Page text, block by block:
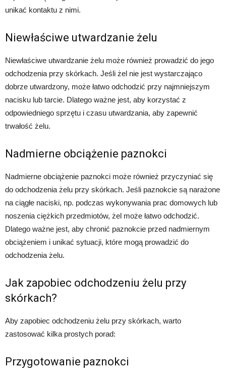
unikać kontaktu z nimi.
Niewłaściwe utwardzanie żelu
Niewłaściwe utwardzanie żelu może również prowadzić do jego
odchodzenia przy skórkach. Jeśli żel nie jest wystarczająco
dobrze utwardzony, może łatwo odchodzić przy najmniejszym
nacisku lub tarcie. Dlatego ważne jest, aby korzystać z
odpowiedniego sprzętu i czasu utwardzania, aby zapewnić
trwałość żelu.
Nadmierne obciążenie paznokci
Nadmierne obciążenie paznokci może również przyczyniać się
do odchodzenia żelu przy skórkach. Jeśli paznokcie są narażone
na ciągłe naciski, np. podczas wykonywania prac domowych lub
noszenia ciężkich przedmiotów, żel może łatwo odchodzić.
Dlatego ważne jest, aby chronić paznokcie przed nadmiernym
obciążeniem i unikać sytuacji, które mogą prowadzić do
odchodzenia żelu.
Jak zapobiec odchodzeniu żelu przy
skórkach?
Aby zapobiec odchodzeniu żelu przy skórkach, warto
zastosować kilka prostych porad:
Przygotowanie paznokci